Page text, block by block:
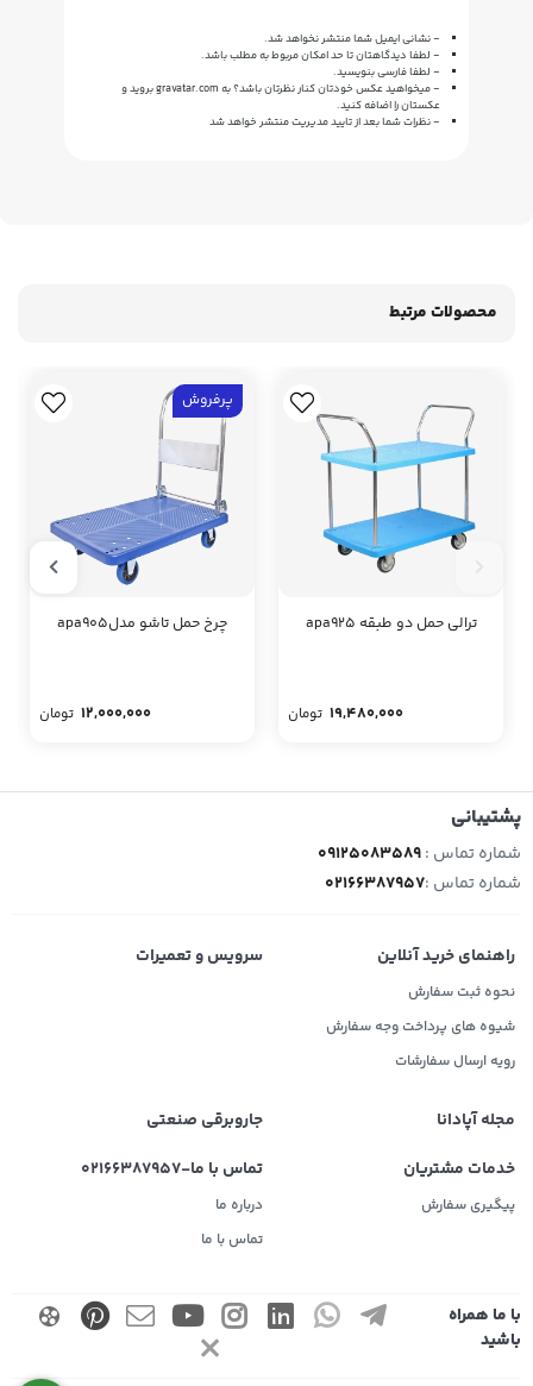
- نشانی ایمیل شما منتشر نخواهد شد.
- لطفا دیدگاهتان تا حد امکان مربوط به مطلب باشد.
- لطفا فارسی بنویسید.
- میخواهید عکس خودتان کنار نظرتان باشد؟ به gravatar.comبروید و
عکستان را اضافه کنید.
- نظرات شما بعد از تایید مدیریت منتشر خواهد شد
محصولات مرتبط
ترالی حمل دو طبقه apa925
19,480,000 تومان
پرفروش
چرخ حمل تاشو مدلapa905
12,000,000 تومان
پشتیبانی
شماره تماس :09125083589
شماره تماس :02166387957
راهنمای خرید آنلاین
نحوه ثبت سفارش
شیوه های پرداخت وجه سفارش
رویه ارسال سفارشات
سرویس و تعمیرات
مجله آپادانا
جاروبرقی صنعتی
خدمات مشتریان
پیگیری سفارش
تماس با ما-02166387957
درباره ما
تماس با ما
با ما همراه
باشید